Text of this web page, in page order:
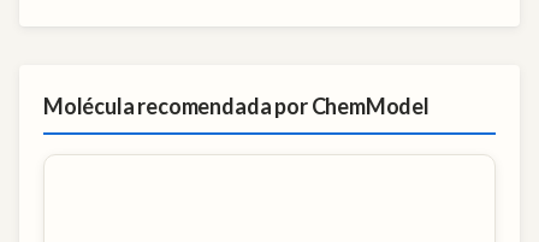
Molécula recomendada por ChemModel